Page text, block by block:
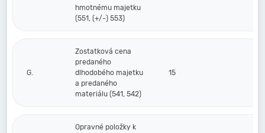
hmotnému majetku
(551, (+/-) 553)
G.
Zostatková cena
predaného
dlhodobého majetku
a predaného
materiálu (541, 542)
15
Opravné položky k